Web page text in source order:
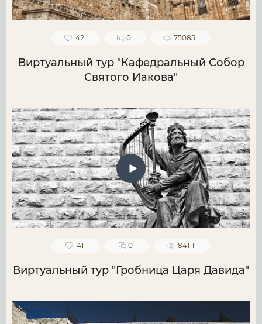
42 0 75085
Виртуальный тур "Кафедральный Собор
Святого Иакова"
41 0 84111
Виртуальный тур "Гробница Царя Давида"